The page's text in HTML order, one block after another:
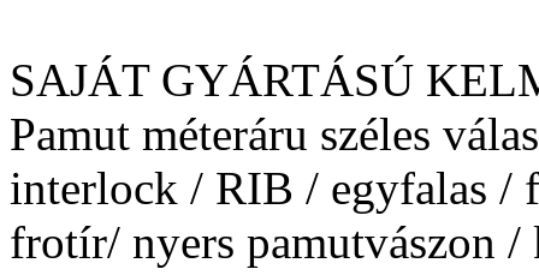
SAJÁT GYÁRTÁSÚ
Pamut méteráru széles
interlock / RIB / egyfalas /
frotír/ nyers pamutvászon /